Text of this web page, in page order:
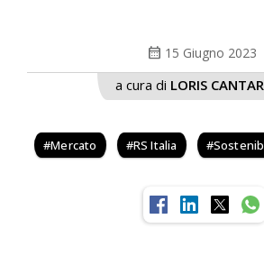
calendar_month 15 Giugno 2023
a cura di LORIS
Mercato RS Italia